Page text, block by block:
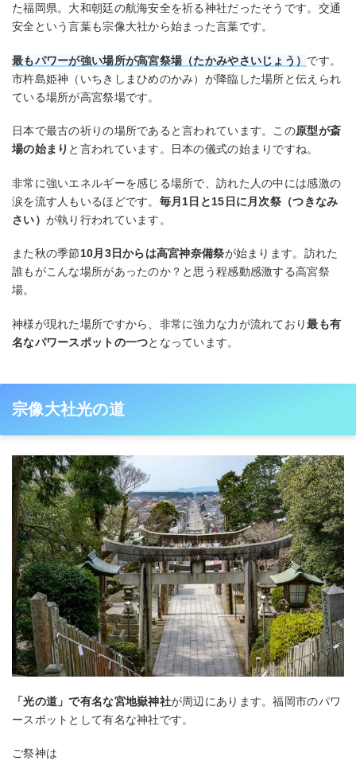
た福岡県。大和朝廷の航海安全を祈る神社だったそうです。交通
安全という言葉も宗像大社から始まった言葉です。
最もパワーが強い場所が高宮祭場（たかみやさいじょう） です。
市杵島姫神（いちきしまひめのかみ）が降臨した場所と伝えられ
ている場所が高宮祭場です。
日本で最古の祈りの場所であると言われています。この原型が斎
場の始まり と言われています。日本の儀式の始まりですね。
非常に強いエネルギーを感じる場所で、訪れた人の中には感激の
涙を流す人もいるほどです。 毎月1日と15日に月次祭（つきなみ
さい） が執り行われています。
また秋の季節10月3日からは高宮神奈備祭が始まります。訪れた
誰もがこんな場所があったのか？と思う程感動感激する高宮祭
場。
神様が現れた場所ですから、非常に強力な力が流れており最も有
名なパワースポットの一つとなっています。
宗像大社光の道
「光の道」で有名な宮地嶽神社が周辺にあります。福岡市のパワ
ースポットとして有名な神社です。
ご祭神は